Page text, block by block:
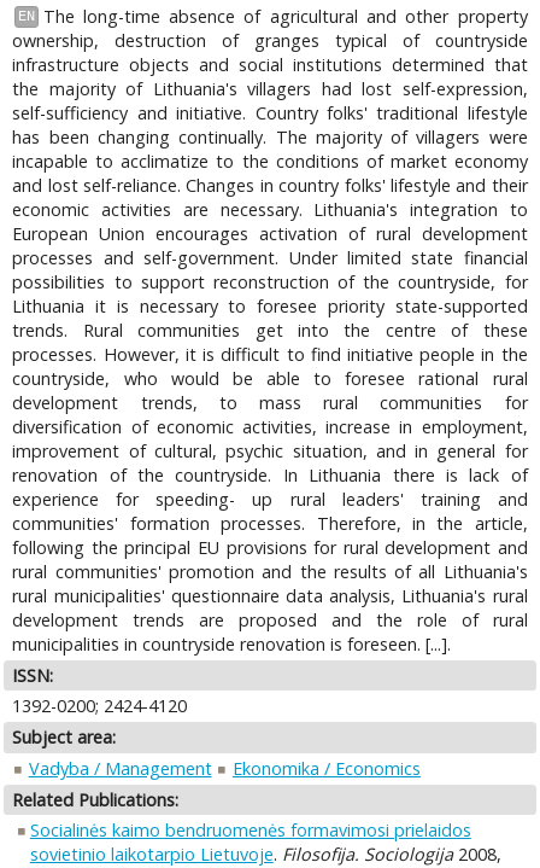
EN
The long-time absence of agricultural and other property
ownership, destruction of granges typical of countryside
infrastructure objects and social institutions determined that
the majority of Lithuania's villagers had lost self-expression,
self-sufficiency and initiative. Country folks' traditional lifestyle
has been changing continually. The majority of villagers were
incapable to acclimatize to the conditions of market economy
and lost self-reliance. Changes in country folks' lifestyle and their
economic activities are necessary. Lithuania's integration to
European Union encourages activation of rural development
processes and self-government. Under limited state financial
possibilities to support reconstruction of the countryside, for
Lithuania it is necessary to foresee priority state-supported
trends. Rural communities get into the centre of these
processes. However, it is difficult to find initiative people in the
countryside, who would be able to foresee rational rural
development trends, to mass rural communities for
diversification of economic activities, increase in employment,
improvement of cultural, psychic situation, and in general for
renovation of the countryside. In Lithuania there is lack of
experience for speeding- up rural leaders' training and
communities' formation processes. Therefore, in the article,
following the principal EU provisions for rural development and
rural communities' promotion and the results of all Lithuania's
rural municipalities' questionnaire data analysis, Lithuania's rural
development trends are proposed and the role of rural
municipalities in countryside renovation is foreseen. [...].
ISSN:
1392-0200; 2424-4120
Subject area:
Vadyba / Management
Ekonomika / Economics
Related Publications:
Socialinės kaimo bendruomenės formavimosi prielaidos
sovietinio laikotarpio Lietuvoje. Filosofija. Sociologija2008,